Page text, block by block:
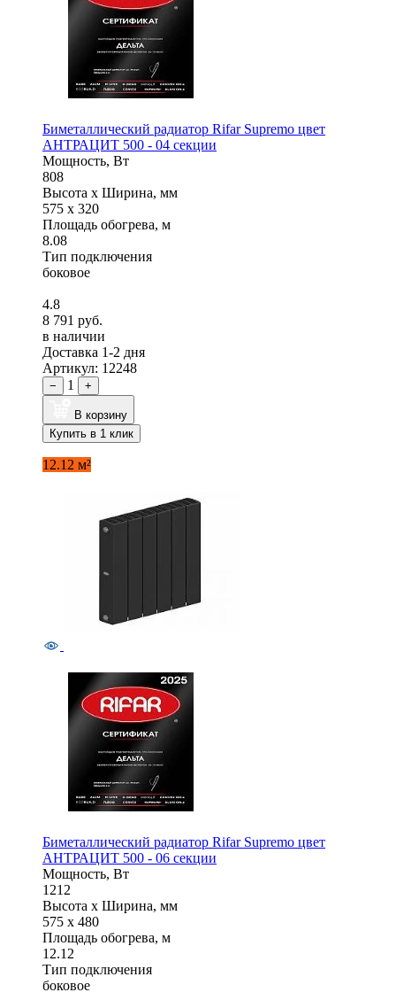
Биметаллический радиатор Rifar Supremo цвет
АНТРАЦИТ 500 - 04 секции
Мощность, Вт
808
Высота x Ширина, мм
575 x 320
Площадь обогрева, м
8.08
Тип подключения
боковое
4.8
8 791 руб.
в наличии
Доставка 1-2 дня
Артикул: 12248
− 1 +
В корзину
Купить в 1 клик
12.12 м²
Биметаллический радиатор Rifar Supremo цвет
АНТРАЦИТ 500 - 06 секции
Мощность, Вт
1212
Высота x Ширина, мм
575 x 480
Площадь обогрева, м
12.12
Тип подключения
боковое